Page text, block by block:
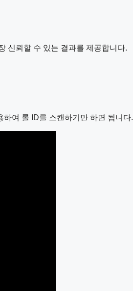
신뢰할 수 있는 결과를 제공합니다.
여 롤 ID를 스캔하기만 하면 됩니다.